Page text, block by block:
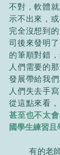
不對，軟體
示不出來，
完全沒想到
司後來發明
的筆順對錯
人們需要的
發展帶給我
人們失去手
從這點來看，
甚至也不太
國學生練習且
	有的老師認為，要學會漢字非用手